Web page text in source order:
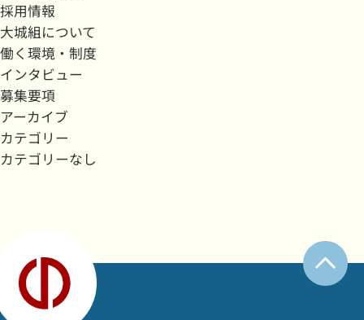
採用情報
大城組について
働く環境・制度
インタビュー
募集要項
アーカイブ
カテゴリー
カテゴリーなし